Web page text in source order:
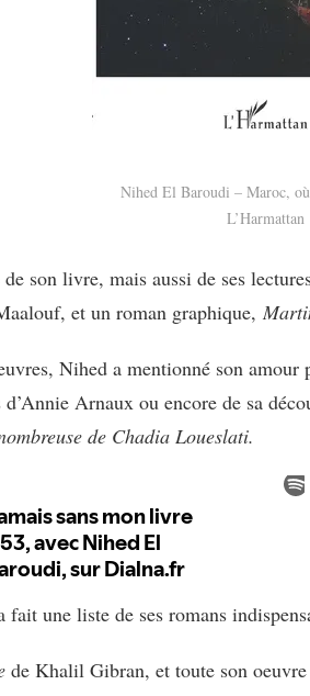
Nihed El Baroudi – Maroc,
L’Harmattan
son livre, mais aussi de ses
et un roman graphique,
Nihed a mentionné son amour
d’Annie Arnaux ou encore de sa
de Chadia Loueslati.
fait une liste de ses romans
de Khalil Gibran, et toute son oeuvre